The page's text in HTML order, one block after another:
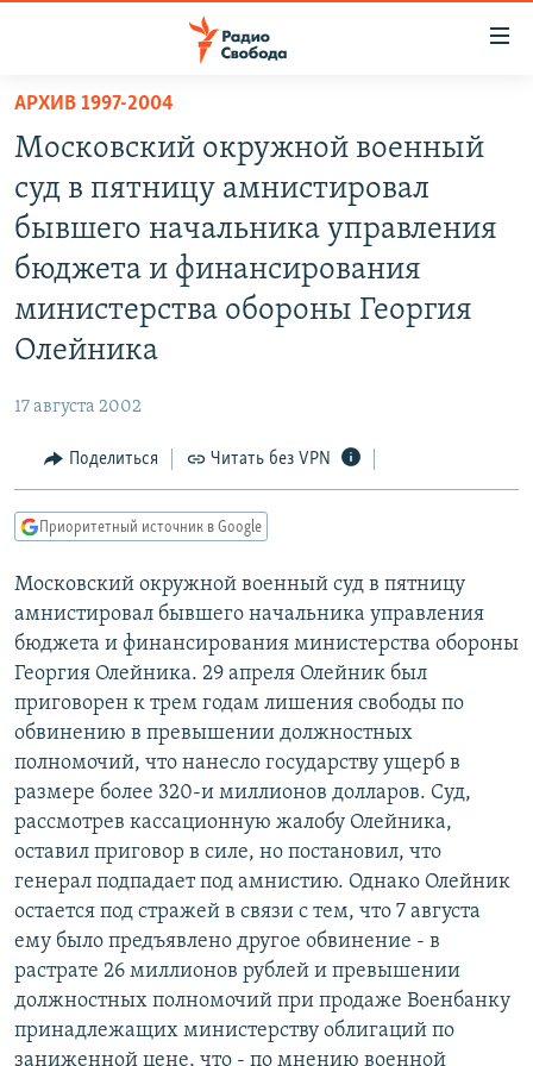
упрощенного
доступа
основному
содержанию
главной
Вернутся
поиску
АВТОРСКИЕ ПРОЕКТЫ
ЦИТАТЫ СВОБОДЫ
МНЕНИЯ
КУЛЬТУРА
СЕВЕР.РЕАЛИИ
СИБИРЬ.РЕАЛИИ
ПОДПИШИТЕСЬ НА РАССЫЛКУ
СОЦИАЛЬНЫЕ СЕТИ
Все сайты РСЕ/РС
АРХИВ 1997-2004
Московский окружной военный
суд в пятницу амнистировал
бывшего начальника управления
бюджета и финансирования
министерства обороны Георгия
Олейника
17 августа 2002
Поделиться Читать без VPN
Приоритетный источник в Google
Московский окружной военный суд в пятницу
амнистировал бывшего начальника управления
бюджета и финансирования министерства обороны
Георгия Олейника. 29 апреля Олейник был
приговорен к трем годам лишения свободы по
обвинению в превышении должностных
полномочий, что нанесло государству ущерб в
размере более 320-и миллионов долларов. Суд,
рассмотрев кассационную жалобу Олейника,
оставил приговор в силе, но постановил, что
генерал подпадает под амнистию. Однако Олейник
остается под стражей в связи с тем, что 7 августа
ему было предъявлено другое обвинение - в
растрате 26 миллионов рублей и превышении
должностных полномочий при продаже Военбанку
принадлежащих министерству облигаций по
заниженной цене, что - по мнению военной